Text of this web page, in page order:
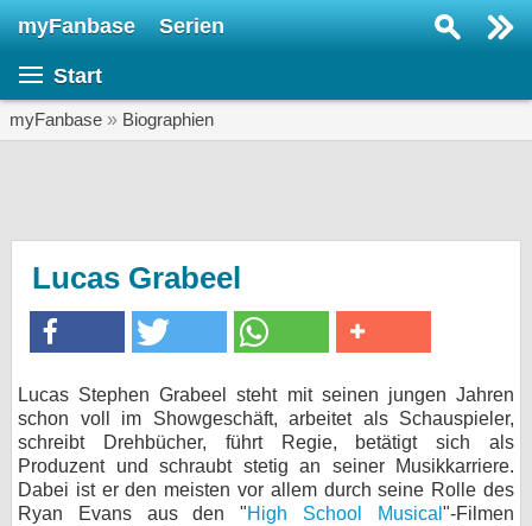
myFanbase Serien
Start
myFanbase » Biographien
Lucas Grabeel
Lucas Stephen Grabeel steht mit seinen jungen Jahren
schon voll im Showgeschäft, arbeitet als Schauspieler,
schreibt Drehbücher, führt Regie, betätigt sich als
Produzent und schraubt stetig an seiner Musikkarriere.
Dabei ist er den meisten vor allem durch seine Rolle des
Ryan Evans aus den "High School Musical"-Filmen
Veranstaltungen
KULTUR
Specials
SERVICE
Gewinnspiele
Forum